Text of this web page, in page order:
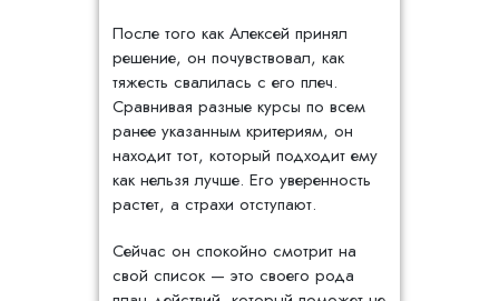
После того как Алексей принял
решение, он почувствовал, как
тяжесть свалилась с его плеч.
Сравнивая разные курсы по всем
ранее указанным критериям, он
находит тот, который подходит ему
как нельзя лучше. Его уверенность
растет, а страхи отступают.
Сейчас он спокойно смотрит на
свой список — это своего рода